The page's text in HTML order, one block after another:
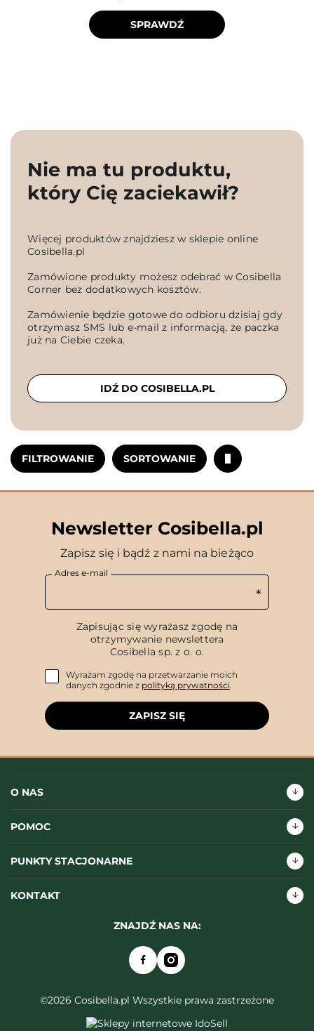
FILTROWANIE SORTOWANIE
SPRAWDŹ
Nie ma tu produktu,
który Cię zaciekawił?
Więcej produktów znajdziesz w sklepie online
Cosibella.pl
Zamówione produkty możesz odebrać w Cosibella
Corner bez dodatkowych kosztów.
Zamówienie będzie gotowe do odbioru dzisiaj gdy
otrzymasz SMS lub e-mail z informacją, że paczka
już na Ciebie czeka.
IDŹ DO COSIBELLA.PL
Newsletter Cosibella.pl
Zapisz się i bądź z nami na bieżąco
Adres e-mail
Zapisując się wyrażasz zgodę na
otrzymywanie newslettera
Cosibella sp. z o. o.
Wyrażam zgodę na przetwarzanie moich
danych zgodnie z polityką prywatności.
ZAPISZ SIĘ
O NAS
POMOC
PUNKTY STACJONARNE
KONTAKT
ZNAJDŹ NAS NA:
©2026 Cosibella.pl Wszystkie prawa zastrzeżone